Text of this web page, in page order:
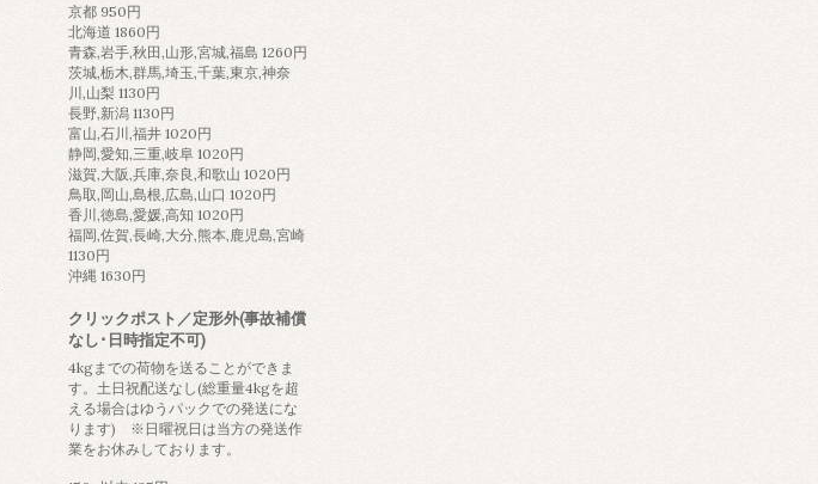
京都 950円
北海道 1860円
青森,岩手,秋田,山形,宮城,福島 1260円
茨城,栃木,群馬,埼玉,千葉,東京,神奈
川,山梨 1130円
長野,新潟 1130円
富山,石川,福井 1020円
静岡,愛知,三重,岐阜 1020円
滋賀,大阪,兵庫,奈良,和歌山 1020円
鳥取,岡山,島根,広島,山口 1020円
香川,徳島,愛媛,高知 1020円
福岡,佐賀,長崎,大分,熊本,鹿児島,宮崎
1130円
沖縄 1630円
クリックポスト／定形外(事故補償
なし･日時指定不可)
4kgまでの荷物を送ることができま
す。土日祝配送なし(総重量4kgを超
える場合はゆうパックでの発送にな
ります) ※日曜祝日は当方の発送作
業をお休みしております。